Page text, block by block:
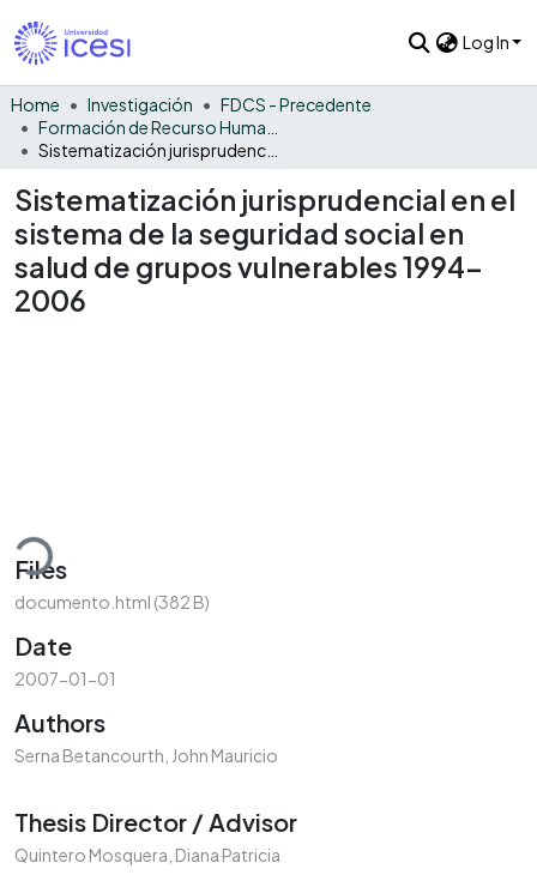
Log In
Home Investigación
FDCS - Precedente
Sistematización jurisprudencial en el
sistema de la seguridad social en
salud de grupos vulnerables 1994-
2006
Files
documento.html (382 B)
Date
2007-01-01
Authors
Serna Betancourth, John Mauricio
Thesis Director / Advisor
Quintero Mosquera, Diana Patricia